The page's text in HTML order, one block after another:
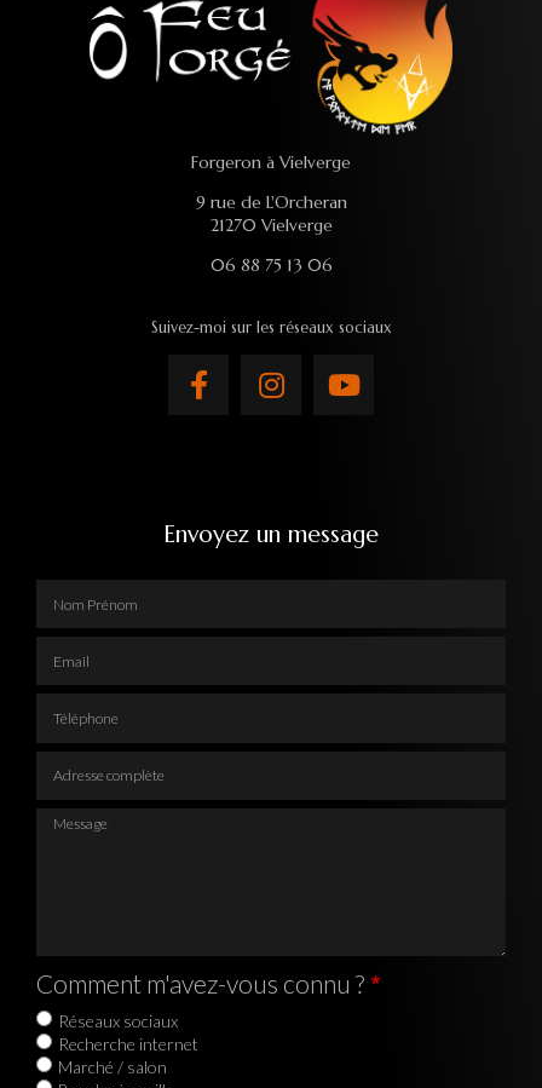
Forgeron à Vielverge
9 rue de L'Orcheran
21270 Vielverge
06 88 75 13 06
Suivez-moi sur les réseaux sociaux
Envoyez un message
Message
Comment m'avez-vous connu ?
Réseaux sociaux
Recherche internet
Marché / salon